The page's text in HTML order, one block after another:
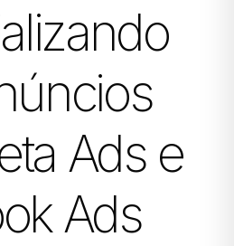
Ads e
Ads